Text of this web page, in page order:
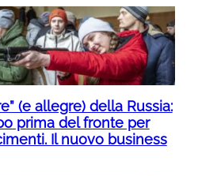
(e allegre) della Russia:
prima del fronte per
Il nuovo business